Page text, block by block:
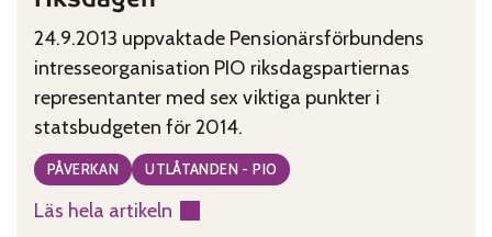
24.9.2013 uppvaktade Pensionärsförbundens
intresse­organisation PIO riksdagspartiernas
representanter med sex viktiga punkter i
statsbudgeten för 2014.
PÅVERKAN UTLÅTANDEN - PIO
Läs hela artikeln
: